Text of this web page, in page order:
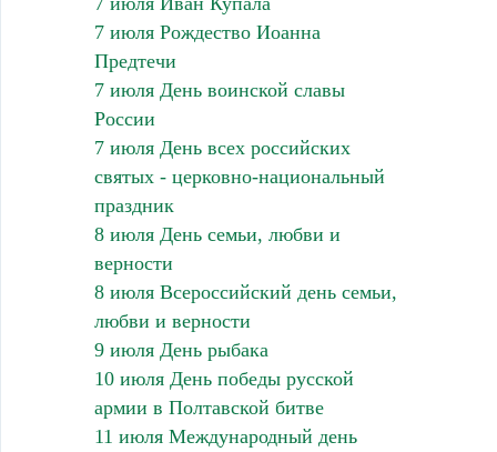
7 июля Рождество Иоанна
Предтечи
7 июля День воинской славы
России
7 июля День всех российских
святых - церковно-национальный
праздник
8 июля День семьи, любви и
верности
8 июля Всероссийский день семьи,
любви и верности
9 июля День рыбака
10 июля День победы русской
армии в Полтавской битве
11 июля Международный день